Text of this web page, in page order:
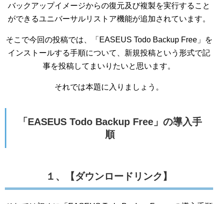
バックアップイメージからの復元及び複製を実行すること
ができるユニバーサルリストア機能が追加されています。
そこで今回の投稿では、「EASEUS Todo Backup Free」を
インストールする手順について、新規投稿という形式で記
事を投稿してまいりたいと思います。
それでは本題に入りましょう。
「EASEUS Todo Backup Free」の導入手
順
１、【ダウンロードリンク】